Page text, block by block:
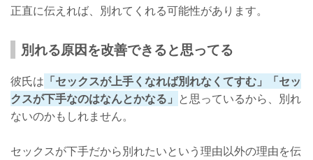
正直に伝えれば、別れてくれる可能性があります。
別れる原因を改善できると思ってる
彼氏は 「セックスが上手くなれば別れなくてすむ」「セッ
クスが下手なのはなんとかなる」 と思っているから、別れ
ないのかもしれません。
セックスが下手だから別れたいという理由以外の理由を伝